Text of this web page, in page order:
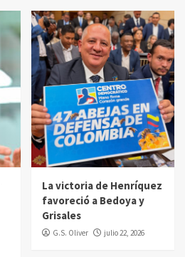
La victoria de Henríquez
favoreció a Bedoya y
Grisales
G.S. Oliver julio 22, 2026